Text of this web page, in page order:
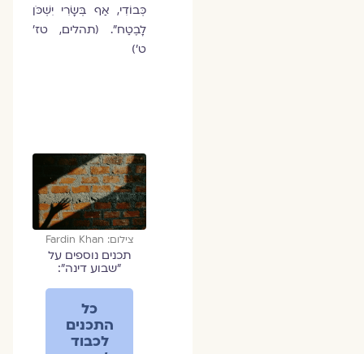
כְּבוֹדִי, אַף בְּשָׂרִי יִשְׁכֹּן
לָבֶטַח". (תהלים, טז'
ט')
צילום: Fardin Khan
תכנים נוספים על
״שבוע דינה״:
כל
התכנים
לכבוד